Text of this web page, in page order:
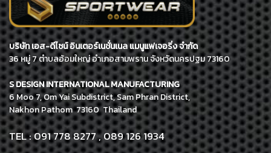
บริษัท เอส-ดีไซน์ อินเตอร์เนชั่นเนล แมนูแฟเจอริ่ง จำกัด
36 หมู่ 7 ตำบลอ้อมใหญ่ อำเภอสามพราน จังหวัดนครปฐม 73160
S DESIGN INTERNATIONAL MANUFACTURING
6 Moo 7, Om Yai Subdistrict, Sam Phran District,
Nakhon Pathom 73160 Thailand
TEL : 091 778 8277 , 089 126 1934